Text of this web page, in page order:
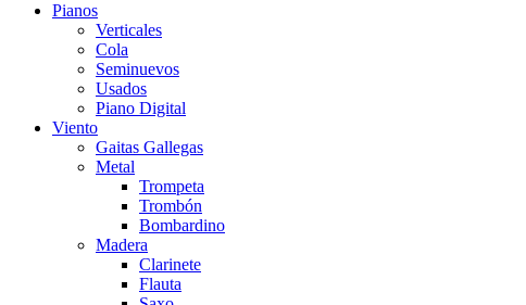
Pianos
Verticales
Cola
Seminuevos
Usados
Piano Digital
Viento
Gaitas Gallegas
Metal
Trompeta
Trombón
Bombardino
Madera
Clarinete
Flauta